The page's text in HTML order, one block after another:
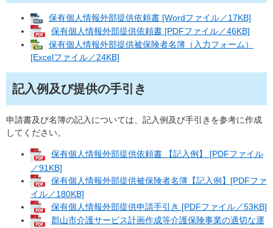
保有個人情報外部提供依頼書 [Wordファイル／17KB]
保有個人情報外部提供依頼書 [PDFファイル／46KB]
保有個人情報外部提供被保険者名簿（入力フォーム）
[Excelファイル／24KB]
記入例及び提供の手引き
申請書及び名簿の記入については、記入例及び手引きを参考に作成
してください。
保有個人情報外部提供依頼書 【記入例】 [PDFファイル
／91KB]
保有個人情報外部提供被保険者名簿【記入例】[PDFファ
イル／180KB]
保有個人情報外部提供申請手引き [PDFファイル／53KB]
郡山市介護サービス計画作成等介護保険事業の適切な運